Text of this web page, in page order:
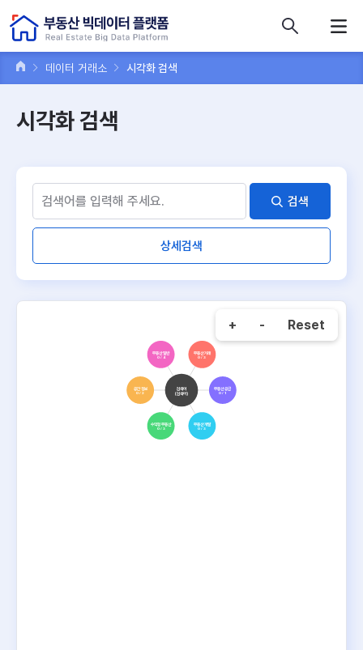
데이터 거래소 시각화 검색
시각화 검색
검색
상세검색
검색어
(검색어)
부동산 거래
0 / 3
부동산 공급
0 / 1
부동산 개발
0 / 3
수익형 부동산
0 / 3
공간 정보
0 / 2
부동산 일반
0 / 4
+ - Reset